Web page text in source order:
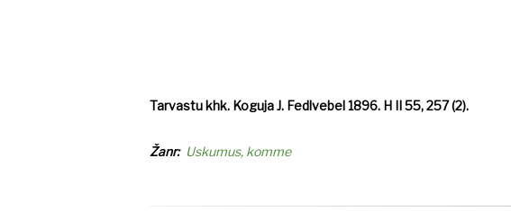
Tarvastu khk. Koguja J. Fedlvebel 1896. H II 55, 257 (2).
Žanr Uskumus, komme